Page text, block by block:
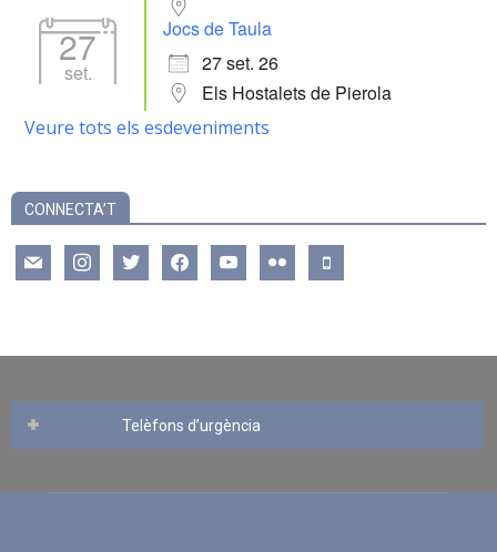
27
set.
Jocs de Taula
27 set. 26
Els Hostalets de Pierola
Veure tots els esdeveniments
CONNECTA’T
mail instagramtwitter facebookyoutube flickr mobile
Telèfons d’urgència